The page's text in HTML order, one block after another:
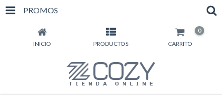
PROMOS
INICIO PRODUCTOS CARRITO
0